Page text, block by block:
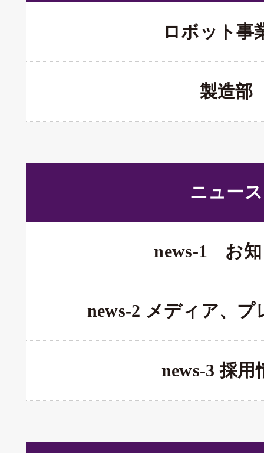
ロボット事
製造部
ニュース
news-1 お
news-2 メディア、プ
news-3 採用